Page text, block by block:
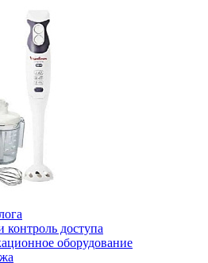
контроль доступа
оборудование